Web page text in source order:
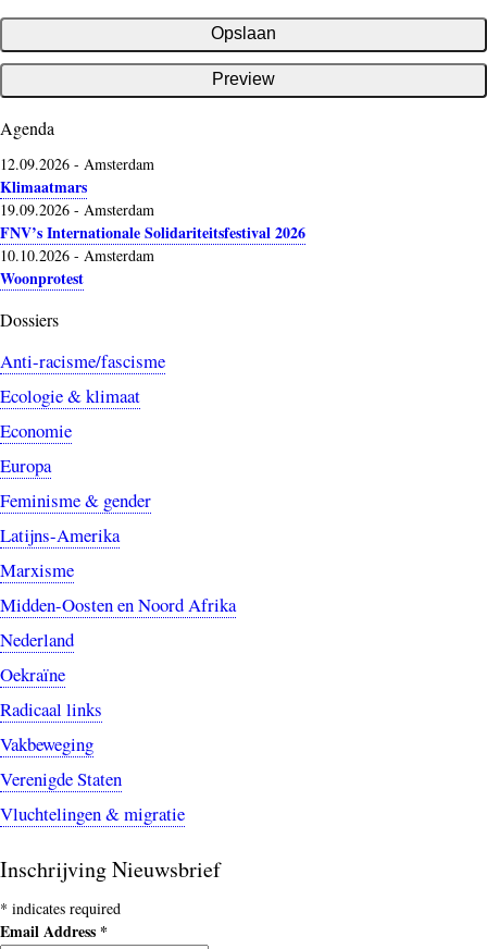
Agenda
12.09.2026 - Amsterdam
Klimaatmars
19.09.2026 - Amsterdam
FNV’s Internationale Solidariteitsfestival 2026
10.10.2026 - Amsterdam
Woonprotest
Dossiers
Anti-racisme/fascisme
Ecologie & klimaat
Economie
Europa
Feminisme & gender
Latijns-Amerika
Marxisme
Midden-Oosten en Noord Afrika
Nederland
Oekraïne
Radicaal links
Vakbeweging
Verenigde Staten
Vluchtelingen & migratie
Inschrijving Nieuwsbrief
* indicates required
Email Address *